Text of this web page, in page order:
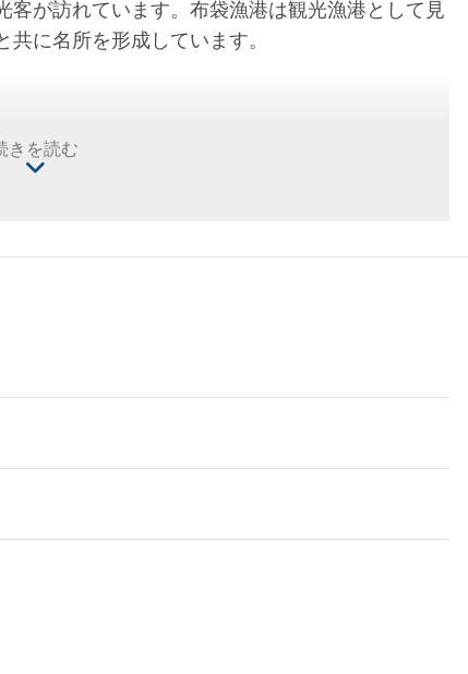
が訪れています。布袋漁港は観光漁港として見
に名所を形成しています。
に出て、昼過ぎに次々と港に戻り、午後2時か
でき、当地で最も有名なカキおむれつ、カキ入り
きを読む